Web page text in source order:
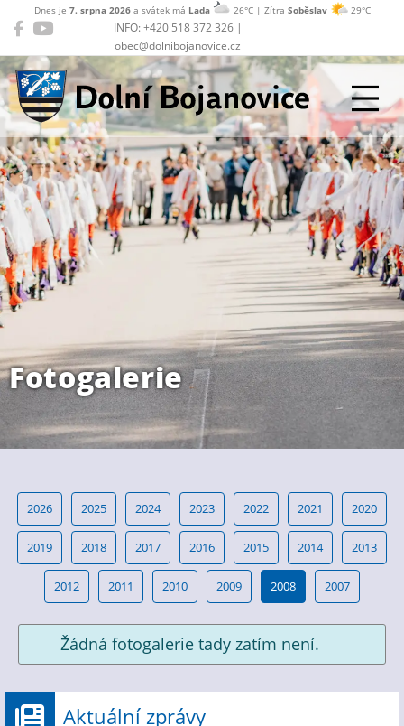
INFO: +420 518 372 326 |
obec@dolnibojanovice.cz
Dnes je 7. srpna 2026a svátek má Lada 26°C | Zítra Soběslav 29°C
Dolní Bojanovice
Fotogalerie
2026 2025 2024 2023 2022 2021 2020
2019 2018 2017 2016 2015 2014 2013
2012 2011 2010 2009 2008 2007
Žádná fotogalerie tady zatím není.
Aktuální zprávy